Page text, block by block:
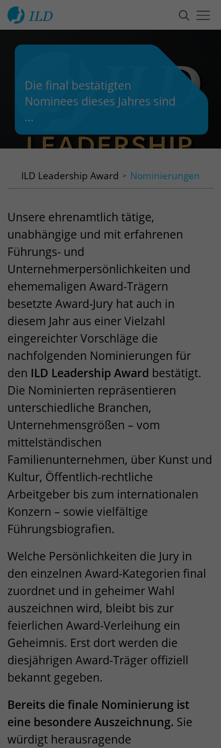
Die final bestätigten
Nominees dieses Jahres sind
...
ILD Leadership Award Nominierungen
Unsere ehrenamtlich tätige,
unabhängige und mit erfahrenen
Führungs- und
Unternehmerpersönlichkeiten und
ehememaligen Award-Trägern
besetzte Award-Jury hat auch in
diesem Jahr aus einer Vielzahl
eingereichter Vorschläge die
nachfolgenden Nominierungen für
den ILD Leadership Award bestätigt.
Die Nominierten repräsentieren
unterschiedliche Branchen,
Unternehmensgrößen – vom
mittelständischen
Familienunternehmen, über Kunst und
Kultur, Öffentlich-rechtliche
Arbeitgeber bis zum internationalen
Konzern – sowie vielfältige
Führungsbiografien.
Welche Persönlichkeiten die Jury in
den einzelnen Award-Kategorien final
zuordnet und in geheimer Wahl
auszeichnen wird, bleibt bis zur
feierlichen Award-Verleihung ein
Geheimnis. Erst dort werden die
diesjährigen Award-Träger offiziell
bekannt gegeben.
Bereits die finale Nominierung ist
eine besondere Auszeichnung. Sie
würdigt herausragende